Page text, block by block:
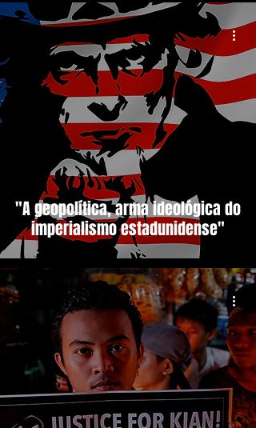
"A geopolítica, arma ideológica do
imperialismo estadunidense"